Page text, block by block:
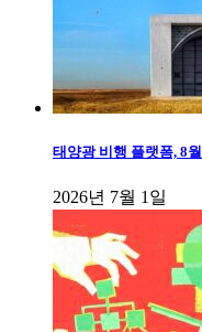
태양광 비행 플랫폼, 8
2026년 7월 1일